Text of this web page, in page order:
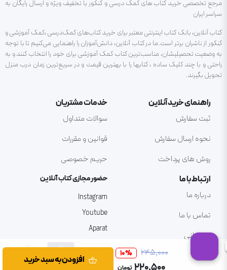
۲۴۵٬۰۰۰ 10%
تومان
افزودن به سبد خرید
مرجع تخصصی خرید کتاب های کمک درسی و کنکور با تخفیف ویژه و ارسال رایگان به
سراسر ایران
کتاب آنلاین، بانک کتاب اینترنتی معتبر برای خرید کتاب‌های کمک‌درسی ،کمک آموزشی و
کنکور از ناشران برتر است.ما در کتاب آنلاین، دانش‌آموزان را راهنمایی می‌کنیم تا با توجه
به وضعیت تحصیلیشان، مناسب‌ترین کتاب کمک آموزشی برای خود را انتخاب کنند و به
راحتی و با چند کلیک ساده ، کتابها را با بهترین قیمت و در سریع‌ترین زمان درب منزل
تحویل بگیرند.
راهنمای خرید آنلاین
ثبت سفارش
نحوه ارسال سفارش
روش های پرداخت
خدمات مشتریان
سوالات متداول
قوانین و مقررات
حریم خصوصی
ارتباط با ما
درباره ما
تماس با ما
پشتیبانی
حضور مجازی کتاب آنلاین
Instagram
Youtube
Aparat